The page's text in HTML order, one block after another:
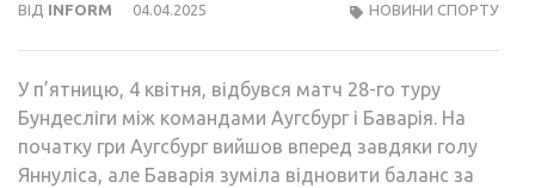
ВІД INFORM 04.04.2025 НОВИНИ СПОРТУ
У п’ятницю, 4 квітня, відбувся матч 28-го туру
Бундесліги між командами Аугсбург і Баварія. На
початку гри Аугсбург вийшов вперед завдяки голу
Яннуліса, але Баварія зуміла відновити баланс за